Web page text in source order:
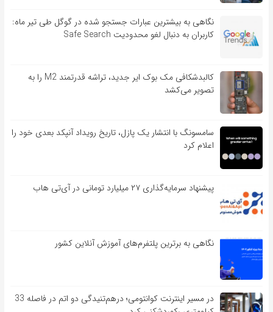
نگاهی به بیشترین عبارات جستجو شده در گوگل طی تیر ماه:
کاربران به دنبال لغو محدودیت Safe Search
کالبدشکافی مک بوک ایر جدید، تراشه قدرتمند M2 را به
تصویر می‌کشد
سامسونگ با انتشار یک پازل، تاریخ رویداد آنپکد بعدی خود را
اعلام کرد
پیشنهاد سرمایه‌گذاری ۲۷ میلیارد تومانی در آی‌تی هاب
نگاهی به برترین پلتفرم‌های آموزش آنلاین کشور
در مسیر اینترنت کوانتومی؛ درهم‌تنیدگی دو اتم در فاصله 33